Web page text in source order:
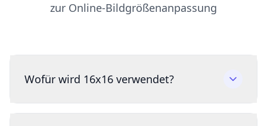
zur Online-Bildgrößenanpassung
Wofür wird 16x16 verwendet?